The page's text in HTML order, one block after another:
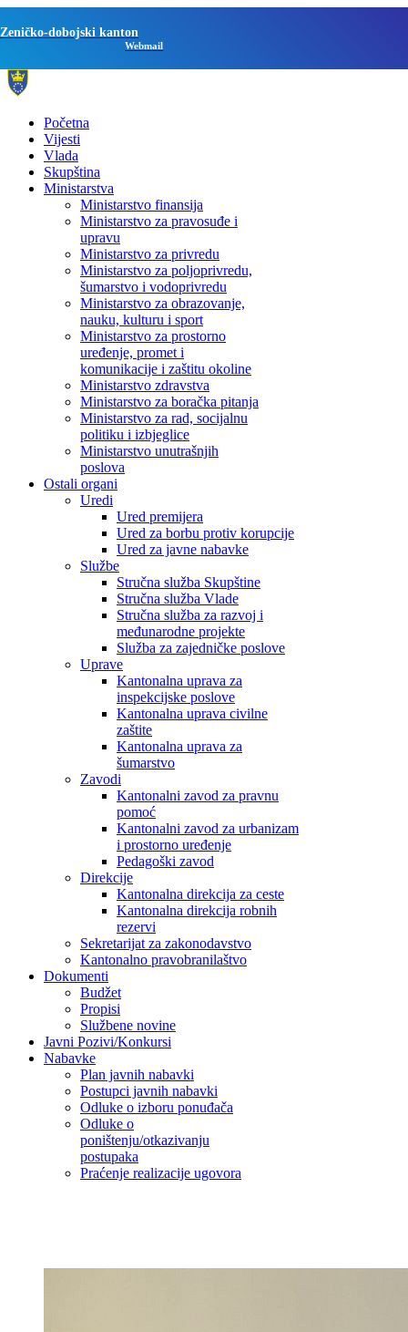
Zeničko-dobojski kanton
Webmail
Početna
Vijesti
Vlada
Skupština
Ministarstva
Ministarstvo finansija
Ministarstvo za pravosuđe i
upravu
Ministarstvo za privredu
Ministarstvo za poljoprivredu,
šumarstvo i vodoprivredu
Ministarstvo za obrazovanje,
nauku, kulturu i sport
Ministarstvo za prostorno
uređenje, promet i
komunikacije i zaštitu okoline
Ministarstvo zdravstva
Ministarstvo za boračka pitanja
Ministarstvo za rad, socijalnu
politiku i izbjeglice
Ministarstvo unutrašnjih
poslova
Ostali organi
Uredi
Ured premijera
Ured za borbu protiv korupcije
Ured za javne nabavke
Službe
Stručna služba Skupštine
Stručna služba Vlade
Stručna služba za razvoj i
međunarodne projekte
Služba za zajedničke poslove
Uprave
Kantonalna uprava za
inspekcijske poslove
Kantonalna uprava civilne
zaštite
Kantonalna uprava za
šumarstvo
Zavodi
Kantonalni zavod za pravnu
pomoć
Kantonalni zavod za urbanizam
i prostorno uređenje
Pedagoški zavod
Direkcije
Kantonalna direkcija za ceste
Kantonalna direkcija robnih
rezervi
Sekretarijat za zakonodavstvo
Kantonalno pravobranilaštvo
Dokumenti
Budžet
Propisi
Službene novine
Javni Pozivi/Konkursi
Nabavke
Plan javnih nabavki
Postupci javnih nabavki
Odluke o izboru ponuđača
Odluke o
poništenju/otkazivanju
postupaka
Praćenje realizacije ugovora